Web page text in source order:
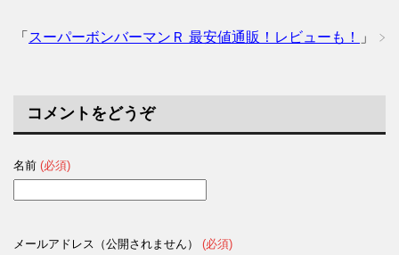
「 スーパーボンバーマンＲ 最安値通販！レビューも！ 」
コメントをどうぞ
名前 (必須)
メールアドレス（公開されません） (必須)